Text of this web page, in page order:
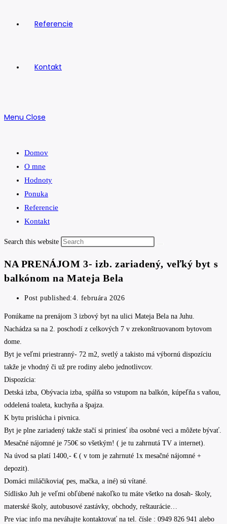
Referencie
Kontakt
Menu Close
Domov
O mne
Hodnoty
Ponuka
Referencie
Kontakt
Search this website
NA PRENÁJOM 3- izb. zariadený, veľký byt s
balkónom na Mateja Bela
Post published:4. februára 2026
Ponúkame na prenájom 3 izbový byt na ulici Mateja Bela na Juhu.
Nachádza sa na 2. poschodí z celkových 7 v zrekonštruovanom bytovom
dome.
Byt je veľmi priestranný- 72 m2, svetlý a takisto má výbornú dispozíciu
takže je vhodný či už pre rodiny alebo jednotlivcov.
Dispozícia:
Detská izba, Obývacia izba, spálňa so vstupom na balkón, kúpeľňa s vaňou,
oddelená toaleta, kuchyňa a špajza.
K bytu prislúcha i pivnica.
Byt je plne zariadený takže stačí si priniesť iba osobné veci a môžete bývať.
Mesačné nájomné je 750€ so všetkým! ( je tu zahrnutá TV a internet).
Na úvod sa platí 1400,- € ( v tom je zahrnuté 1x mesačné nájomné +
depozit).
Domáci miláčikovia( pes, mačka, a iné) sú vítané.
Sídlisko Juh je veľmi obľúbené nakoľko tu máte všetko na dosah- školy,
materské školy, autobusové zastávky, obchody, reštaurácie…
Pre viac info ma neváhajte kontaktovať na tel. čísle : 0949 826 941 alebo